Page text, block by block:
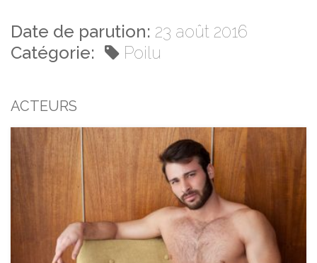
Date de parution: 23 août 2016
Catégorie:
Poilu
ACTEURS